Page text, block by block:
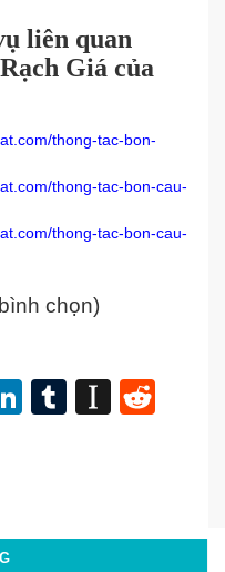
liên quan
Giá của
thong-tac-bon-
thong-tac-bon-cau-
thong-tac-bon-cau-
chọn)
LinkedIn
Tumblr